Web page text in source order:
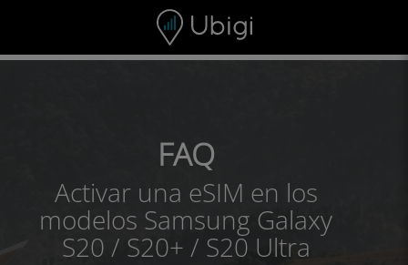
Barra de navegación
FAQ
Activar una eSIM en los
modelos Samsung Galaxy
S20 / S20+ / S20 Ultra